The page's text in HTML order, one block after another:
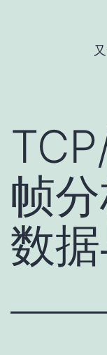
帧分
数